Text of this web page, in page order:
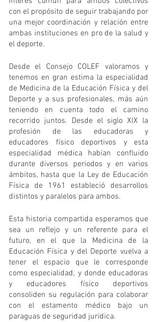
con el propósito de seguir trabajando por
una mejor coordinación y relación entre
ambas instituciones en pro de la salud y
el deporte.
Desde el Consejo COLEF valoramos y
tenemos en gran estima la especialidad
de Medicina de la Educación Física y del
Deporte y a sus profesionales, más aún
teniendo en cuenta todo el camino
recorrido juntos. Desde el siglo XIX la
profesión de las educadoras y
educadores físico deportivos y esta
especialidad médica habían confluido
durante diversos periodos y en varios
ámbitos, hasta que la Ley de Educación
Física de 1961 estableció desarrollos
distintos y paralelos para ambos.
Esta historia compartida esperamos que
sea un reflejo y un referente para el
futuro, en el que la Medicina de la
Educación Física y del Deporte vuelva a
tener el espacio que le corresponde
como especialidad, y donde educadoras
y educadores físico deportivos
consoliden su regulación para colaborar
con el estamento médico bajo un
paraguas de seguridad jurídica.